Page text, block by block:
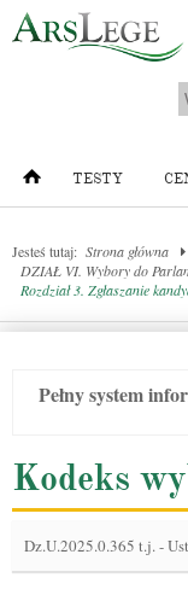
TESTY
Jesteś tutaj: Strona główna
DZIAŁ VI. Wybory do
Rozdział 3. Zgłaszanie
Pełny system
Kodeks
Dz.U.2025.0.365 t.j.-